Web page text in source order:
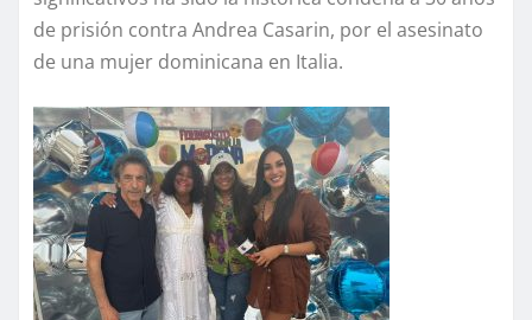
de prisión contra Andrea Casarin, por el asesinato
de una mujer dominicana en Italia.